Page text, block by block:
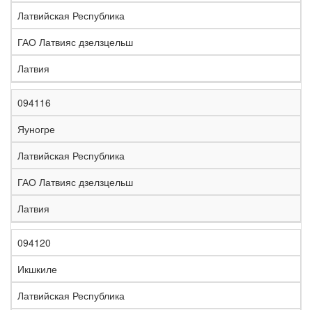
Латвийская Республика
ГАО Латвияс дзелзцельш
Латвия
094116
Яуногре
Латвийская Республика
ГАО Латвияс дзелзцельш
Латвия
094120
Икшкиле
Латвийская Республика